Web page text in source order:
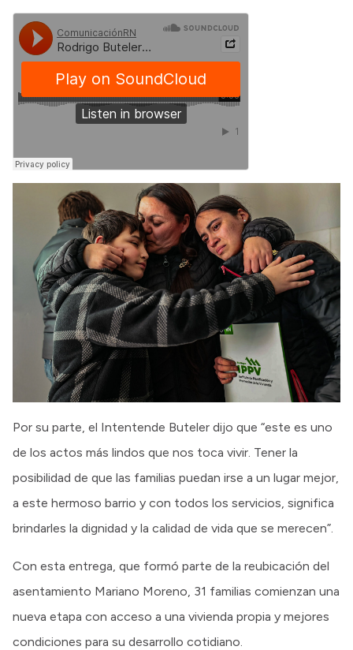
Por su parte, el Intentende Buteler dijo que “este es uno
de los actos más lindos que nos toca vivir. Tener la
posibilidad de que las familias puedan irse a un lugar mejor,
a este hermoso barrio y con todos los servicios, significa
brindarles la dignidad y la calidad de vida que se merecen”.
Con esta entrega, que formó parte de la reubicación del
asentamiento Mariano Moreno, 31 familias comienzan una
nueva etapa con acceso a una vivienda propia y mejores
condiciones para su desarrollo cotidiano.